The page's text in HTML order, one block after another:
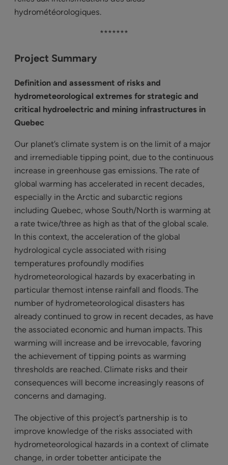
hydrométéorologiques.
*******
Project Summary
Definition and assessment of risks and
hydrometeorological extremes for strategic and
critical hydroelectric and mining infrastructures in
Quebec
Our planet’s climate system is on the limit of a major
and irremediable tipping point, due to the continuous
increase in greenhouse gas emissions. The rate of
global warming has accelerated in recent decades,
especially in the Arctic and subarctic regions
including Quebec, whose South/North is warming at
a rate twice/three as high as that of the global scale.
In this context, the acceleration of the global
hydrological cycle associated with rising
temperatures profoundly modifies
hydrometeorological hazards by exacerbating in
particular themost intense rainfall and floods. The
number of hydrometeorological disasters has
already continued to grow in recent decades, as have
the associated economic and human impacts. This
warming will increase and be irrevocable, favoring
the achievement of tipping points as warming
thresholds are reached. Climate risks and their
consequences will become increasingly reasons of
concerns and damaging.
The objective of this project’s partnership is to
improve knowledge of the risks associated with
hydrometeorological hazards in a context of climate
change, in order tobetter anticipate the